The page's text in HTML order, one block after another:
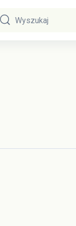
Wyszukaj
Wyszukaj